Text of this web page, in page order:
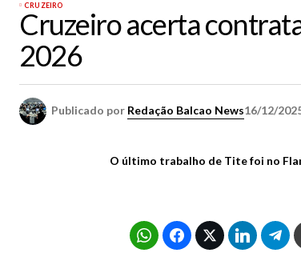
CRUZEIRO
Cruzeiro acerta
2026
Publicado por Redação Balcao News16/12/
O último trabalho de Tite foi no